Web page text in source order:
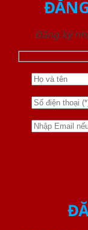
Đăng ký